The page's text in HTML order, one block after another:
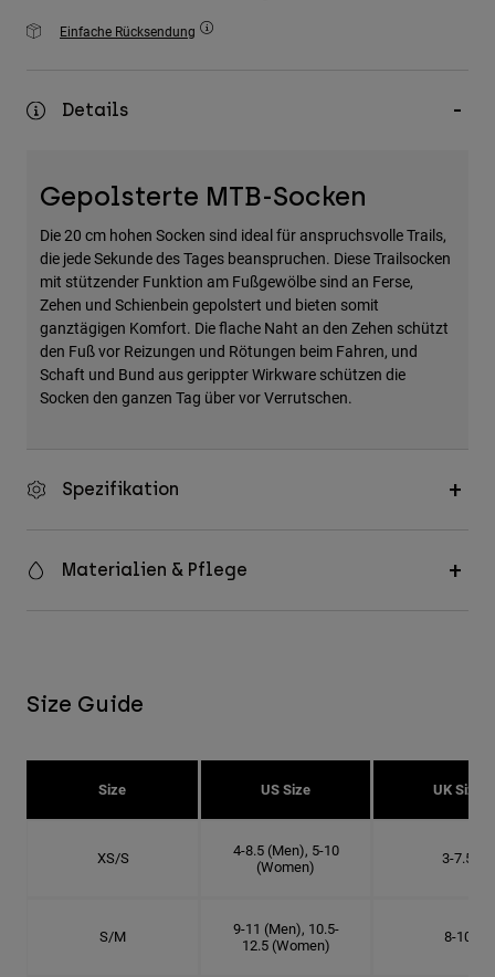
Taschen & Rucksäcke
Einfache Rücksendung
Details
Gepolsterte MTB-Socken
Die 20 cm hohen Socken sind ideal für anspruchsvolle Trails,
die jede Sekunde des Tages beanspruchen. Diese Trailsocken
mit stützender Funktion am Fußgewölbe sind an Ferse,
Zehen und Schienbein gepolstert und bieten somit
ganztägigen Komfort. Die flache Naht an den Zehen schützt
den Fuß vor Reizungen und Rötungen beim Fahren, und
Schaft und Bund aus gerippter Wirkware schützen die
Socken den ganzen Tag über vor Verrutschen.
Spezifikation
Materialien & Pflege
Size Guide
Size US Size UK Size
XS/S
4-8.5 (Men), 5-10
(Women)
3-7.5
S/M
9-11 (Men), 10.5-
12.5 (Women)
8-10